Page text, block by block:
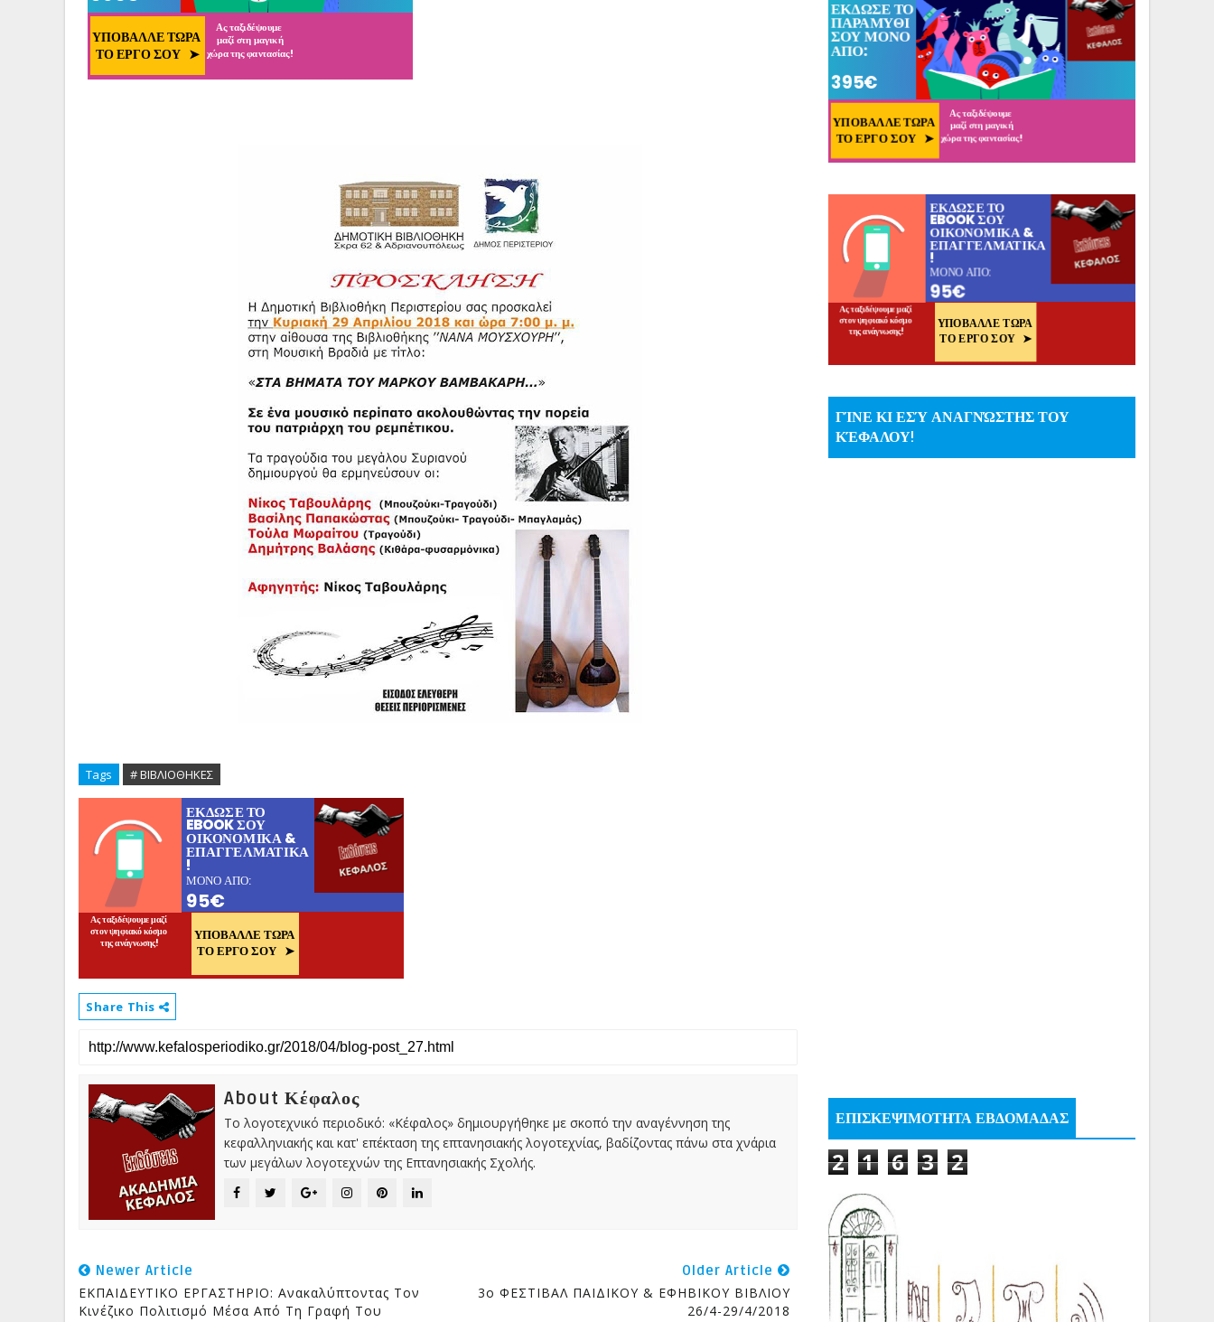
Tags # ΒΙΒΛΙΟΘΗΚΕΣ
Share This
About Κέφαλος
Το λογοτεχνικό περιοδικό: «Κέφαλος» δημιουργήθηκε με σκοπό την αναγέννηση της
κεφαλληνιακής και κατ' επέκταση της επτανησιακής λογοτεχνίας, βαδίζοντας πάνω στα χνάρια
των μεγάλων λογοτεχνών της Επτανησιακής Σχολής.
Newer Article
ΕΚΠΑΙΔΕΥΤΙΚΟ ΕΡΓΑΣΤΗΡΙΟ: Ανακαλύπτοντας Τον
Κινέζικο Πολιτισμό Μέσα Από Τη Γραφή Του
Older Article
3ο ΦΕΣΤΙΒΑΛ ΠΑΙΔΙΚΟΥ & ΕΦΗΒΙΚΟΥ ΒΙΒΛΙΟΥ
26/4-29/4/2018
ΓΊΝΕ ΚΙ ΕΣΎ ΑΝΑΓΝΏΣΤΗΣ ΤΟΥ
ΚΈΦΑΛΟΥ!
ΕΠΙΣΚΕΨΙΜΟΤΗΤΑ ΕΒΔΟΜΑΔΑΣ
2 1 6 3 2